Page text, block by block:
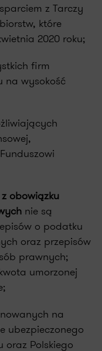
z Tarczy
które
2020 roku;
firm
na wysokość
obowiązku
nie są
o podatku
oraz przepisów
prawnych;
umorzonej
na
ubezpieczonego
oraz Polskiego